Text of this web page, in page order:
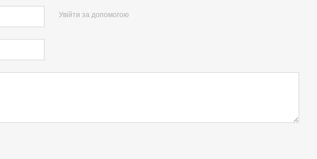
Увійти за допомогою